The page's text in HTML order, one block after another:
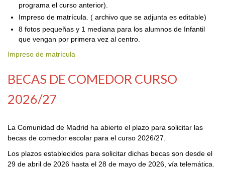
programa el curso anterior).
Impreso de matrícula. ( archivo que se adjunta es editable)
8 fotos pequeñas y 1 mediana para los alumnos de Infantil
que vengan por primera vez al centro.
Impreso de matrícula
BECAS DE COMEDOR CURSO
2026/27
La Comunidad de Madrid ha abierto el plazo para solicitar las
becas de comedor escolar para el curso 2026/27.
Los plazos establecidos para solicitar dichas becas son desde el
29 de abril de 2026 hasta el 28 de mayo de 2026, vía telemática.